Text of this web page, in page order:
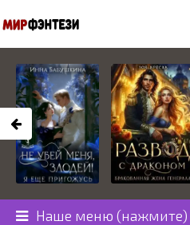
Наше меню (нажмите)